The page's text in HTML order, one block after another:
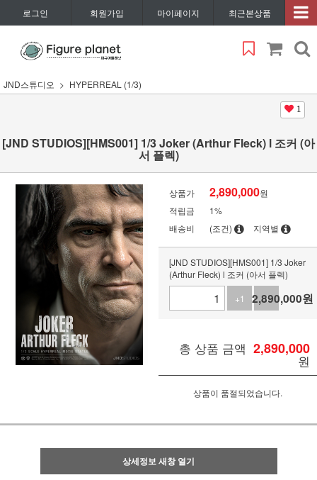
로그인 회원가입 마이페이지 최근본상품
JND스튜디오 HYPERREAL (1/3)
1
[JND STUDIOS][HMS001] 1/3 Joker (Arthur Fleck) l 조커 (아
서 플렉)
상품가 2,890,000원
적립금
1%
배송비
(조건) 지역별
[JND STUDIOS][HMS001] 1/3 Joker
(Arthur Fleck) l 조커 (아서 플렉)
+1
-1
2,890,000원
총 상품 금액 2,890,000
원
상품이 품절되었습니다.
상세정보 새창 열기